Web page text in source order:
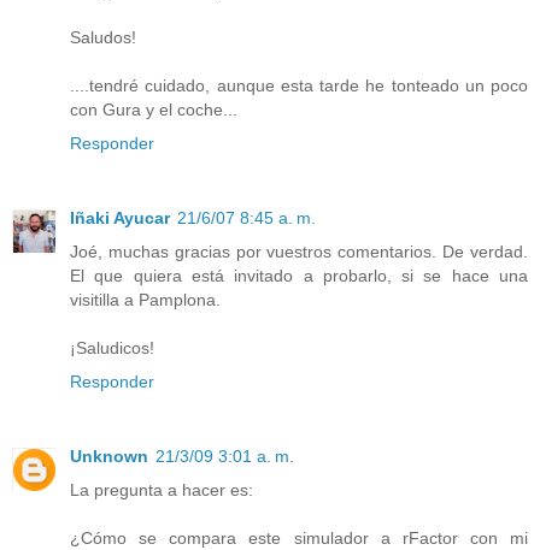
Saludos!
....tendré cuidado, aunque esta tarde he tonteado un poco
con Gura y el coche...
Responder
Iñaki Ayucar 21/6/07 8:45 a. m.
Joé, muchas gracias por vuestros comentarios. De verdad.
El que quiera está invitado a probarlo, si se hace una
visitilla a Pamplona.
¡Saludicos!
Responder
Unknown 21/3/09 3:01 a. m.
La pregunta a hacer es:
¿Cómo se compara este simulador a rFactor con mi